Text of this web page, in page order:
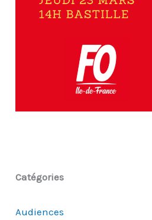
Catégories
Audiences